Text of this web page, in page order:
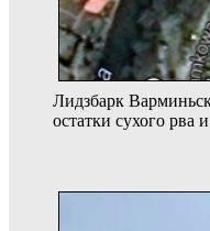
Лидзбарк
остатки сухого рва